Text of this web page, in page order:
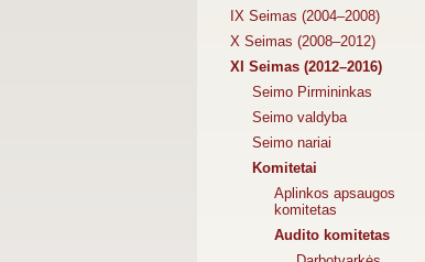
IX Seimas (2004–2008)
X Seimas (2008–2012)
XI Seimas (2012–2016)
Seimo Pirmininkas
Seimo valdyba
Seimo nariai
Komitetai
Aplinkos apsaugos
komitetas
Audito komitetas